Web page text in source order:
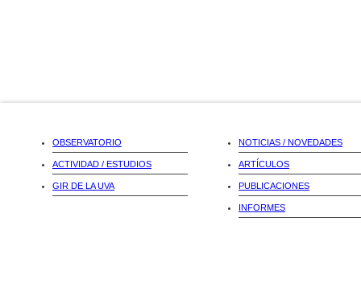
OBSERVATORIO
ACTIVIDAD / ESTUDIOS
GIR DE LA UVA
NOTICIAS / NOVEDADES
ARTÍCULOS
PUBLICACIONES
INFORMES